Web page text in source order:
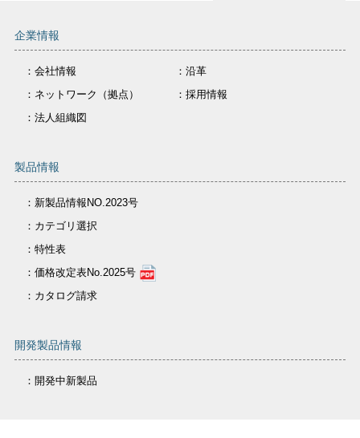
企業情報
：会社情報
：沿革
：ネットワーク（拠点）
：採用情報
：法人組織図
製品情報
：新製品情報NO.2023号
：カテゴリ選択
：特性表
：価格改定表No.2025号
：カタログ請求
開発製品情報
：開発中新製品